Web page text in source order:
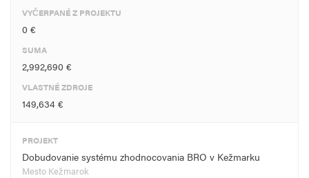
VYČERPANÉ Z PROJEKTU
0 €
SUMA
2,992,690 €
VLASTNÉ ZDROJE
149,634 €
PROJEKT
Dobudovanie systému zhodnocovania BRO v Kežmarku
Mesto Kežmarok